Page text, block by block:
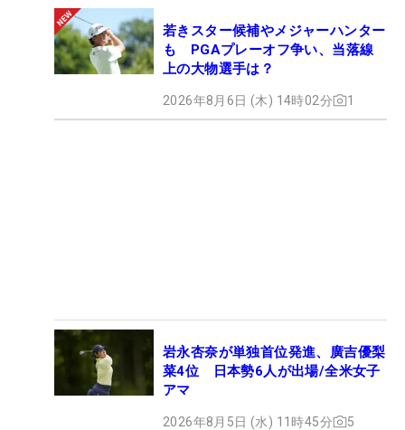
若きスター候補やメジャーハンター
も PGAプレーオフ争い、当落線
上の大物選手は？
2026年8月6日 (木) 14時02分 1
岩永杏奈が単独首位発進、廣吉優梨
菜4位 日本勢6人が出場/全米女子
アマ
2026年8月5日 (水) 11時45分 5